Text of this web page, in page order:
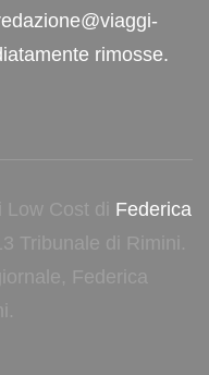
rimosse.
Cost di Federica
Tribunale di Rimini.
Federica